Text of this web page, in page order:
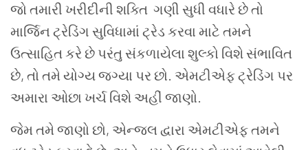
જો તમારી ખરીદીની શક્તિ ગણી સુધી વધારે છે તો
માર્જિન ટ્રેડિંગ સુવિધામાં ટ્રેડ કરવા માટે તમને
ઉત્સાહિત કરે છે પરંતુ સંકળાયેલા શુલ્કો વિશે સંભાવિત
છે, તો તમે યોગ્ય જગ્યા પર છો. એમટીએફટ્રેડિંગ પર
અમારા ઓછા ખર્ચ વિશે અહીં જાણો.
જેમ તમે જાણો છો, એન્જલ દ્વારા એમટીએફતમને